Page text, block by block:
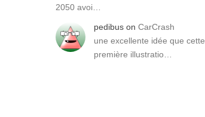
2050 avoi…
pedibus on CarCrash
une excellente idée que cette
première illustratio…